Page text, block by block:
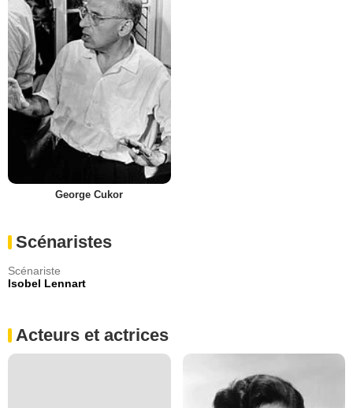
George Cukor
Scénaristes
Scénariste
Isobel Lennart
Acteurs et actrices